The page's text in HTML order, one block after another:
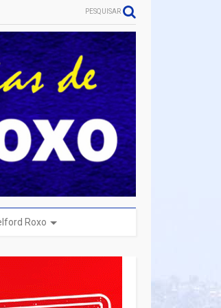
PESQUISAR
Roxo